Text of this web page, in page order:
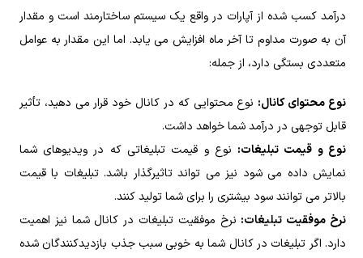
درآمد کسب شده از آپارات در واقع یک سیستم ساختارمند است و مقدار
آن به صورت مداوم تا آخر ماه افزایش می‌ یابد. اما این مقدار به عوامل
متعددی بستگی دارد، از جمله:
نوع محتوای کانال: نوع محتوایی که در کانال خود قرار می‌ دهید، تأثیر
قابل توجهی در درآمد شما خواهد داشت.
نوع و قیمت تبلیغات: نوع و قیمت تبلیغاتی که در ویدیوهای شما
نمایش داده می‌ شود نیز می‌ تواند تاثیرگذار باشد. تبلیغات با قیمت
بالاتر می‌ توانند سود بیشتری را برای شما تولید کنند.
نرخ موفقیت تبلیغات: نرخ موفقیت تبلیغات در کانال شما نیز اهمیت
دارد. اگر تبلیغات در کانال شما به خوبی سبب جذب بازدیدکنندگان شده